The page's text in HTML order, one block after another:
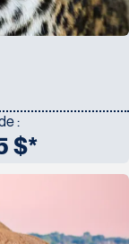
:
$*